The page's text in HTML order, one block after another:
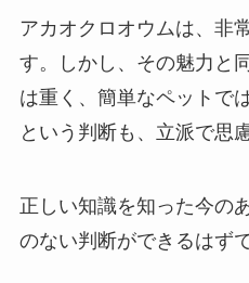
アカオクロオウムは、非
す。しかし、その魅力と
は重く、簡単なペットで
という判断も、立派で思
正しい知識を知った今の
のない判断ができるはずで